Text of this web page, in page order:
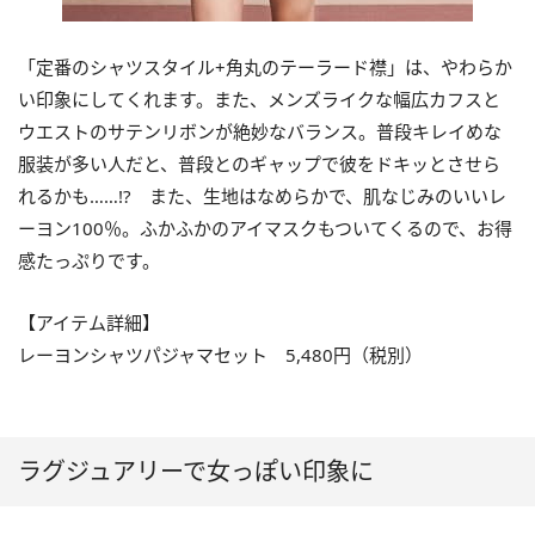
「定番のシャツスタイル+角丸のテーラード襟」は、やわらか
い印象にしてくれます。また、メンズライクな幅広カフスと
ウエストのサテンリボンが絶妙なバランス。普段キレイめな
服装が多い人だと、普段とのギャップで彼をドキッとさせら
れるかも……!? また、生地はなめらかで、肌なじみのいいレ
ーヨン100％。ふかふかのアイマスクもついてくるので、お得
感たっぷりです。
【アイテム詳細】
レーヨンシャツパジャマセット 5,480円（税別）
ラグジュアリーで女っぽい印象に